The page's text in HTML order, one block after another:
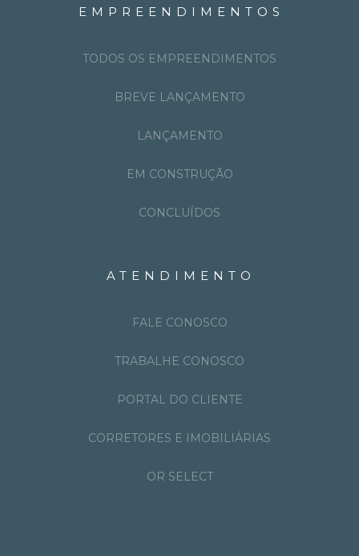
EMPREENDIMENTOS
TODOS OS EMPREENDIMENTOS
BREVE LANÇAMENTO
LANÇAMENTO
EM CONSTRUÇÃO
CONCLUÍDOS
ATENDIMENTO
FALE CONOSCO
TRABALHE CONOSCO
PORTAL DO CLIENTE
CORRETORES E IMOBILIÁRIAS
OR SELECT